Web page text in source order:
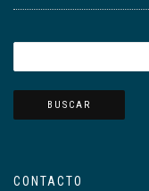
CONTACTO